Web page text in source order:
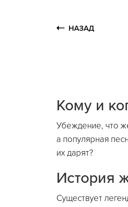
НАЗАД
Кому и
Убеждение, что
а популярная
их дарят?
История
Существует